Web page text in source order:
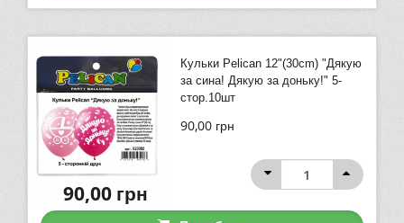
Кульки Pelican 12"(30сm) "Дякую
за сина! Дякую за доньку!" 5-
стор.10шт
90,00 грн
90,00грн